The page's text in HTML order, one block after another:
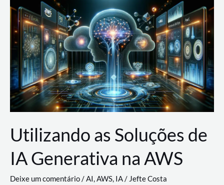
com
AWS
Utilizando as Soluções de
IA Generativa na AWS
Deixe um comentário/AI,AWS, IA/Jefte Costa